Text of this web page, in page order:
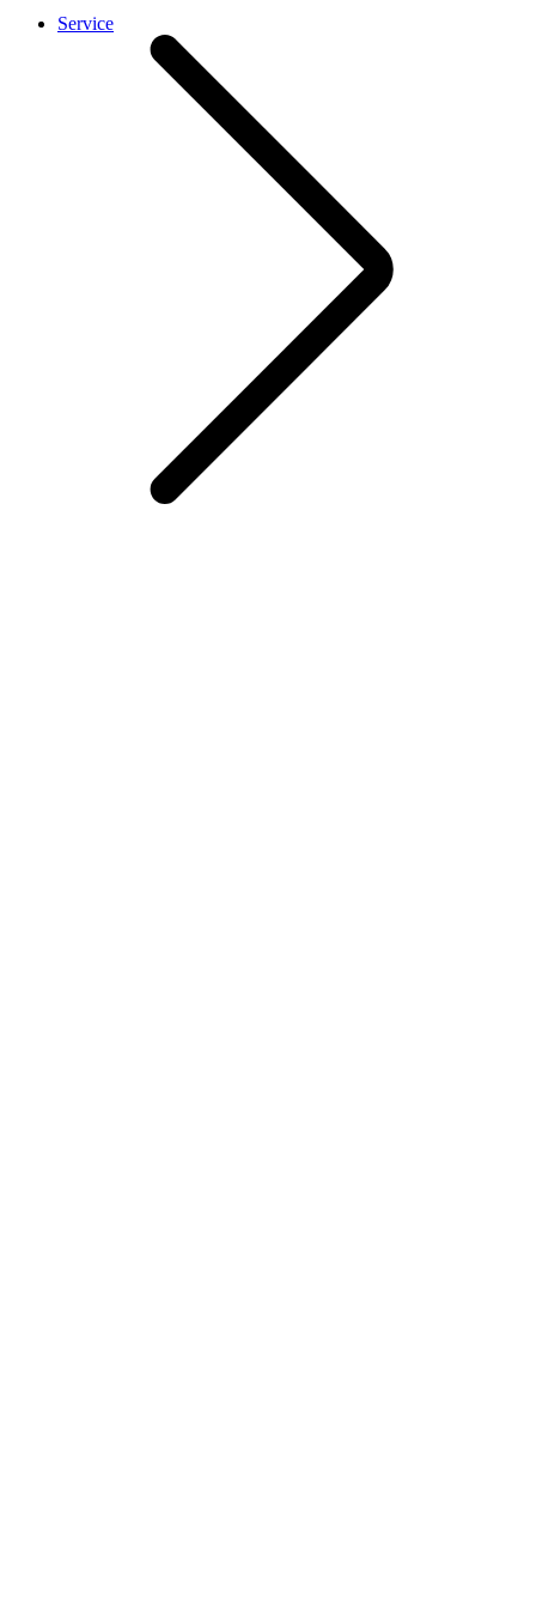
Service